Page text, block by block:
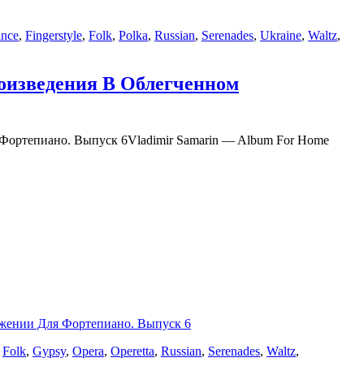
, Fingerstyle, Folk, Polka, Russian, Serenades, Ukraine, Waltz,
В Облегченном
Vladimir Samarin — Album For Home
Для Фортепиано. Выпуск 6
Folk, Gypsy, Opera, Operetta, Russian, Serenades, Waltz,